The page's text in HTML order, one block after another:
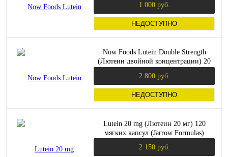
1 000 руб.
НЕДОСТУПНО
Now Foods Lutein Double Strength
(Лютеин двойной концентрации) 20
2 800 руб.
НЕДОСТУПНО
Lutein 20 mg (Лютеин 20 мг) 120
мягких капсул (Jarrow Formulas)
2 150 руб.